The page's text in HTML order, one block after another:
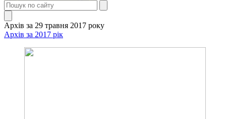
Архів за 29 травня 2017 року
Архів за 2017 рік